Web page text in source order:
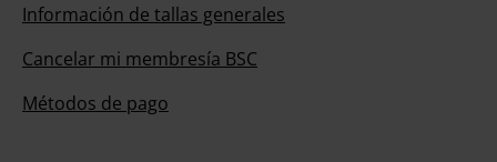
Información de tallas generales
Cancelar mi membresía BSC
Métodos de pago